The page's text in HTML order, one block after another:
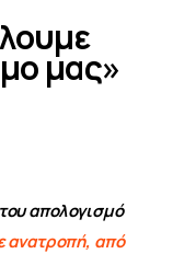
μας»
απολογισμό
ανατροπή, από